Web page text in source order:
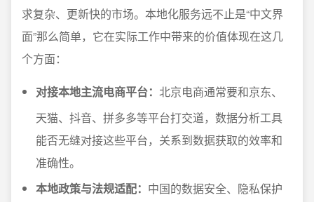
求复杂、更新快的市场。本地化服务远不止是“中文界
面”那么简单，它在实际工作中带来的价值体现在这几
个方面：
对接本地主流电商平台： 北京电商通常要和京东、
天猫、抖音、拼多多等平台打交道，数据分析工具
能否无缝对接这些平台，关系到数据获取的效率和
准确性。
本地政策与法规适配： 中国的数据安全、隐私保护